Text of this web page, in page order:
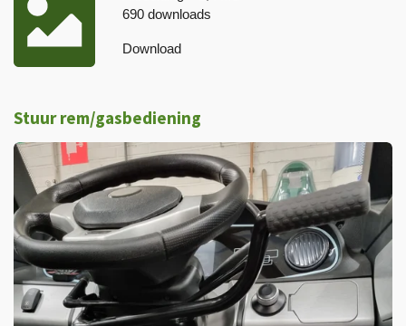
690 downloads
Download
Stuur rem/gasbediening